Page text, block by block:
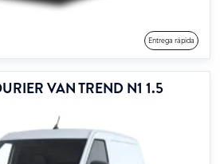
Entrega rápida
VAN TREND N1 1.5